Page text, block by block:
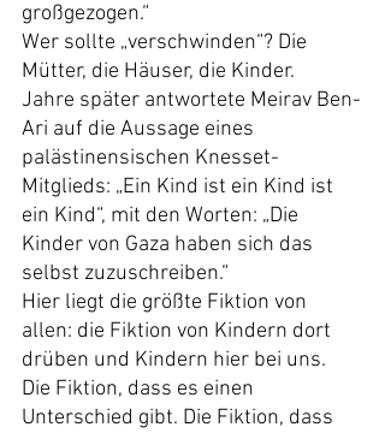
großgezogen.“
Wer sollte „verschwinden“? Die
Mütter, die Häuser, die Kinder.
Jahre später antwortete Meirav Ben-
Ari auf die Aussage eines
palästinensischen Knesset-
Mitglieds: „Ein Kind ist ein Kind ist
ein Kind“, mit den Worten: „Die
Kinder von Gaza haben sich das
selbst zuzuschreiben.“
Hier liegt die größte Fiktion von
allen: die Fiktion von Kindern dort
drüben und Kindern hier bei uns.
Die Fiktion, dass es einen
Unterschied gibt. Die Fiktion, dass